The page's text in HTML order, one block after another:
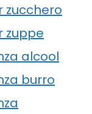
zucchero
zuppe
alcool
burro